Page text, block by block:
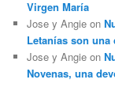
Virgen María
Jose y Angie on
Letanías son
Jose y Angie on
Novenas, una